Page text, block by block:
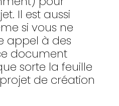
Il est aussi
si vous ne
appel à des
document
sorte la feuille
de création